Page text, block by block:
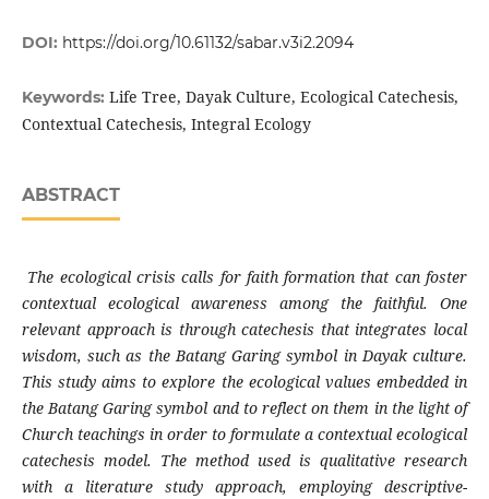
DOI: https://doi.org/10.61132/sabar.v3i2.2094
Keywords: Life Tree, Dayak Culture, Ecological Catechesis,
Contextual Catechesis, Integral Ecology
ABSTRACT
The ecological crisis calls for faith formation that can foster
contextual ecological awareness among the faithful. One
relevant approach is through catechesis that integrates local
wisdom, such as the Batang Garing symbol in Dayak culture.
This study aims to explore the ecological values embedded in
the Batang Garing symbol and to reflect on them in the light of
Church teachings in order to formulate a contextual ecological
catechesis model. The method used is qualitative research
with a literature study approach, employing descriptive-